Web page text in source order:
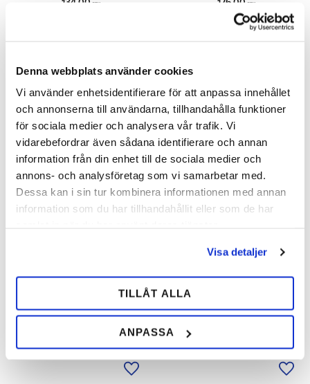
Denna webbplats använder cookies
Vi använder enhetsidentifierare för att anpassa innehållet
och annonserna till användarna, tillhandahålla funktioner
för sociala medier och analysera vår trafik. Vi
vidarebefordrar även sådana identifierare och annan
information från din enhet till de sociala medier och
annons- och analysföretag som vi samarbetar med.
Dessa kan i sin tur kombinera informationen med annan
information som du har tillhandahållit eller som de har
Visa detaljer
TILLÅT ALLA
ANPASSA
134,00 SEK
Lägg till i önskelista
176,00 SEK
134,00SEK
RABATT
Lägg till i önskelista
Mustads välkända söm och
låda.
128,00SEK
RABATT